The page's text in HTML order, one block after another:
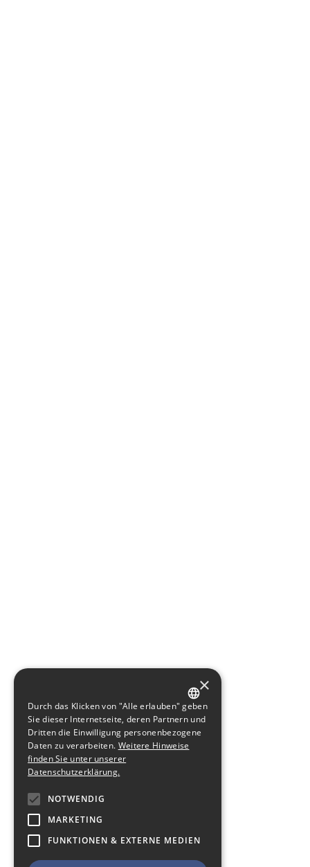
GERMAN
ENGLISH
×
Durch das Klicken von "Alle erlauben" geben
Sie dieser Internetseite, deren Partnern und
Dritten die Einwilligung personenbezogene
Daten zu verarbeiten. Weitere Hinweise
finden Sie unter unserer
Datenschutzerklärung.
NOTWENDIG
MARKETING
FUNKTIONEN & EXTERNE MEDIEN